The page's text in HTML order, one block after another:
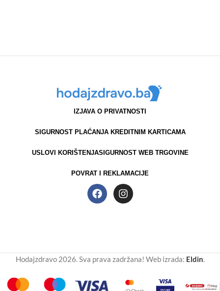
IZJAVA O PRIVATNOSTI
SIGURNOST PLAĆANJA KREDITNIM KARTICAMA
USLOVI KORIŠTENJASIGURNOST WEB TRGOVINE
POVRAT I REKLAMACIJE
Hodajzdravo 2026. Sva prava zadržana! Web izrada: Eldin.